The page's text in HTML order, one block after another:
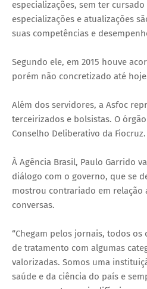
especializações, sem ter
especializações e atualizações
suas competências e
Segundo ele, em 2015 houve
porém não concretizado até
Além dos servidores, a Asfoc
terceirizados e bolsistas. O
Conselho Deliberativo da Fiocruz.
À Agência Brasil, Paulo Garrido
diálogo com o governo, que se
mostrou contrariado em relação
conversas.
“Chegam pelos jornais, todos
de tratamento com algumas
valorizadas. Somos uma
saúde e da ciência do país e